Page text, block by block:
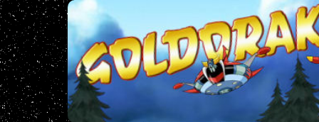
WWW.GOLDORAKGO.COM
le site de la Lune Rouge